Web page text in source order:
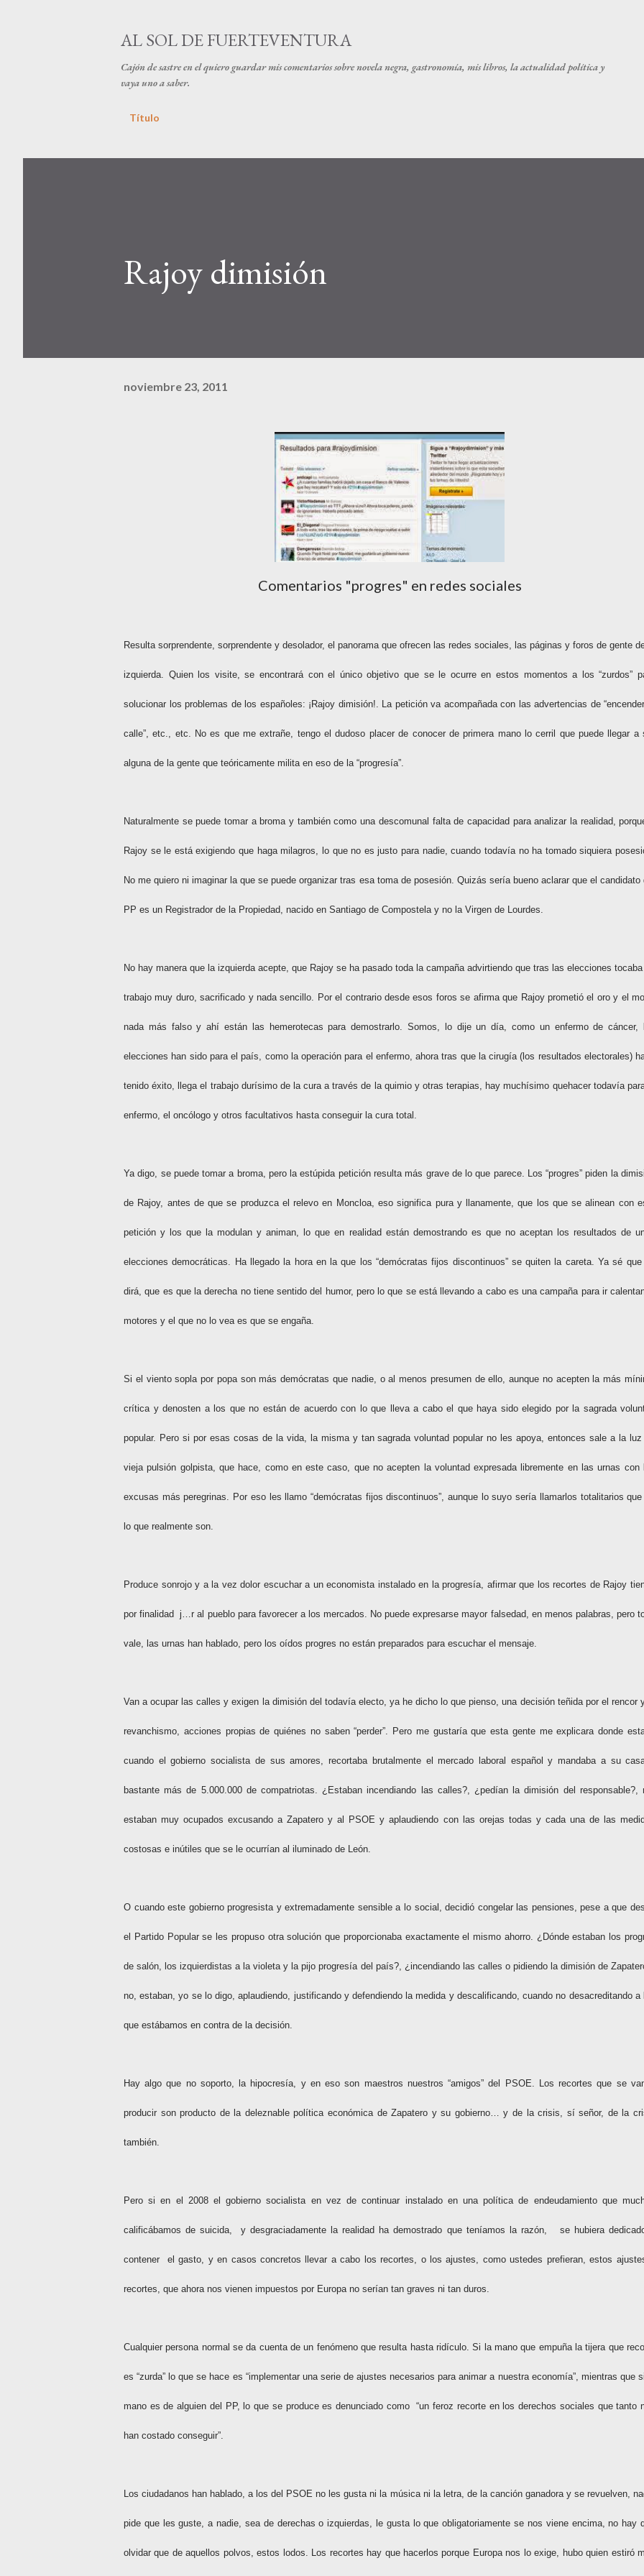
AL SOL DE FUERTEVENTURA
Cajón de sastre en el quiero guardar mis comentarios sobre novela negra, gastronomía, mis libros, la actualidad política y
vaya uno a saber.
Título
Rajoy dimisión
noviembre 23, 2011
Comentarios "progres" en redes sociales
Resulta sorprendente, sorprendente y desolador, el panorama que ofrecen las redes sociales, las páginas y foros de gente
izquierda. Quien los visite, se encontrará con el único objetivo que se le ocurre en estos momentos a los “zurdos”
solucionar los problemas de los españoles: ¡Rajoy dimisión!. La petición va acompañada con las advertencias de
calle”, etc., etc. No es que me extrañe, tengo el dudoso placer de conocer de primera mano lo cerril que puede llegar a
alguna de la gente que teóricamente milita en eso de la “progresía”.
Naturalmente se puede tomar a broma y también como una descomunal falta de capacidad para analizar la realidad,
Rajoy se le está exigiendo que haga milagros, lo que no es justo para nadie, cuando todavía no ha tomado siquiera
No me quiero ni imaginar la que se puede organizar tras esa toma de posesión. Quizás sería bueno aclarar que el candidato
PP es un Registrador de la Propiedad, nacido en Santiago de Compostela y no la Virgen de Lourdes.
No hay manera que la izquierda acepte, que Rajoy se ha pasado toda la campaña advirtiendo que tras las elecciones
trabajo muy duro, sacrificado y nada sencillo. Por el contrario desde esos foros se afirma que Rajoy prometió el oro y el
nada más falso y ahí están las hemerotecas para demostrarlo. Somos, lo dije un día, como un enfermo de cáncer,
elecciones han sido para el país, como la operación para el enfermo, ahora tras que la cirugía (los resultados electorales)
tenido éxito, llega el trabajo durísimo de la cura a través de la quimio y otras terapias, hay muchísimo quehacer todavía
enfermo, el oncólogo y otros facultativos hasta conseguir la cura total.
Ya digo, se puede tomar a broma, pero la estúpida petición resulta más grave de lo que parece. Los “progres” piden la
de Rajoy, antes de que se produzca el relevo en Moncloa, eso significa pura y llanamente, que los que se alinean con
petición y los que la modulan y animan, lo que en realidad están demostrando es que no aceptan los resultados de
elecciones democráticas. Ha llegado la hora en la que los “demócratas fijos discontinuos” se quiten la careta. Ya sé
dirá, que es que la derecha no tiene sentido del humor, pero lo que se está llevando a cabo es una campaña para ir
motores y el que no lo vea es que se engaña.
Si el viento sopla por popa son más demócratas que nadie, o al menos presumen de ello, aunque no acepten la más
crítica y denosten a los que no están de acuerdo con lo que lleva a cabo el que haya sido elegido por la sagrada
popular. Pero si por esas cosas de la vida, la misma y tan sagrada voluntad popular no les apoya, entonces sale a la
vieja pulsión golpista, que hace, como en este caso, que no acepten la voluntad expresada libremente en las urnas con
excusas más peregrinas. Por eso les llamo “demócratas fijos discontinuos”, aunque lo suyo sería llamarlos totalitarios que
lo que realmente son.
Produce sonrojo y a la vez dolor escuchar a un economista instalado en la progresía, afirmar que los recortes de Rajoy
por finalidad j…r al pueblo para favorecer a los mercados. No puede expresarse mayor falsedad, en menos palabras, pero
vale, las urnas han hablado, pero los oídos progres no están preparados para escuchar el mensaje.
Van a ocupar las calles y exigen la dimisión del todavía electo, ya he dicho lo que pienso, una decisión teñida por el rencor
revanchismo, acciones propias de quiénes no saben “perder”. Pero me gustaría que esta gente me explicara donde
cuando el gobierno socialista de sus amores, recortaba brutalmente el mercado laboral español y mandaba a su
bastante más de 5.000.000 de compatriotas. ¿Estaban incendiando las calles?, ¿pedían la dimisión del responsable?,
estaban muy ocupados excusando a Zapatero y al PSOE y aplaudiendo con las orejas todas y cada una de las
costosas e inútiles que se le ocurrían al iluminado de León.
O cuando este gobierno progresista y extremadamente sensible a lo social, decidió congelar las pensiones, pese a que
el Partido Popular se les propuso otra solución que proporcionaba exactamente el mismo ahorro. ¿Dónde estaban los
de salón, los izquierdistas a la violeta y la pijo progresía del país?, ¿incendiando las calles o pidiendo la dimisión de
no, estaban, yo se lo digo, aplaudiendo, justificando y defendiendo la medida y descalificando, cuando no desacreditando a
que estábamos en contra de la decisión.
Hay algo que no soporto, la hipocresía, y en eso son maestros nuestros “amigos” del PSOE. Los recortes que se
producir son producto de la deleznable política económica de Zapatero y su gobierno… y de la crisis, sí señor, de la
también.
Pero si en el 2008 el gobierno socialista en vez de continuar instalado en una política de endeudamiento que
calificábamos de suicida, y desgraciadamente la realidad ha demostrado que teníamos la razón, se hubiera
contener el gasto, y en casos concretos llevar a cabo los recortes, o los ajustes, como ustedes prefieran, estos
recortes, que ahora nos vienen impuestos por Europa no serían tan graves ni tan duros.
Cualquier persona normal se da cuenta de un fenómeno que resulta hasta ridículo. Si la mano que empuña la tijera que
es “zurda” lo que se hace es “implementar una serie de ajustes necesarios para animar a nuestra economía”, mientras que
mano es de alguien del PP, lo que se produce es denunciado como “un feroz recorte en los derechos sociales que tanto
han costado conseguir”.
Los ciudadanos han hablado, a los del PSOE no les gusta ni la música ni la letra, de la canción ganadora y se revuelven,
pide que les guste, a nadie, sea de derechas o izquierdas, le gusta lo que obligatoriamente se nos viene encima, no hay
olvidar que de aquellos polvos, estos lodos. Los recortes hay que hacerlos porque Europa nos lo exige, hubo quien estiró